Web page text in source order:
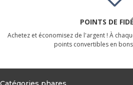
POINTS DE
Achetez et économisez de l'argent ! À
points convertibles en